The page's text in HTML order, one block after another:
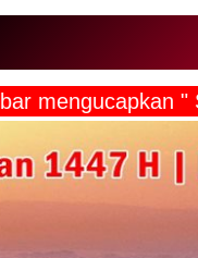
mengucapkan